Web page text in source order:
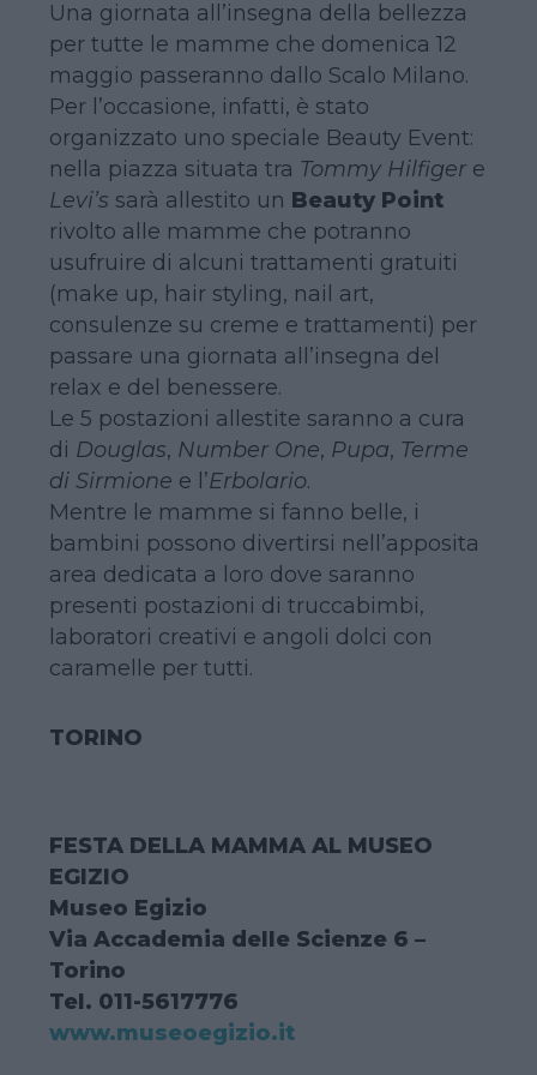
Una giornata all’insegna della bellezza
per tutte le mamme che domenica 12
maggio passeranno dallo Scalo Milano.
Per l’occasione, infatti, è stato
organizzato uno speciale Beauty Event:
nella piazza situata tra Tommy Hilfiger e
Levi’s sarà allestito un Beauty Point
rivolto alle mamme che potranno
usufruire di alcuni trattamenti gratuiti
(make up, hair styling, nail art,
consulenze su creme e trattamenti) per
passare una giornata all’insegna del
relax e del benessere.
Le 5 postazioni allestite saranno a cura
di Douglas, Number One, Pupa, Terme
di Sirmione e l’Erbolario.
Mentre le mamme si fanno belle, i
bambini possono divertirsi nell’apposita
area dedicata a loro dove saranno
presenti postazioni di truccabimbi,
laboratori creativi e angoli dolci con
caramelle per tutti.
TORINO
FESTA DELLA MAMMA AL MUSEO
EGIZIO
Museo Egizio
Via Accademia delle Scienze 6 –
Torino
Tel. 011-5617776
www.museoegizio.it